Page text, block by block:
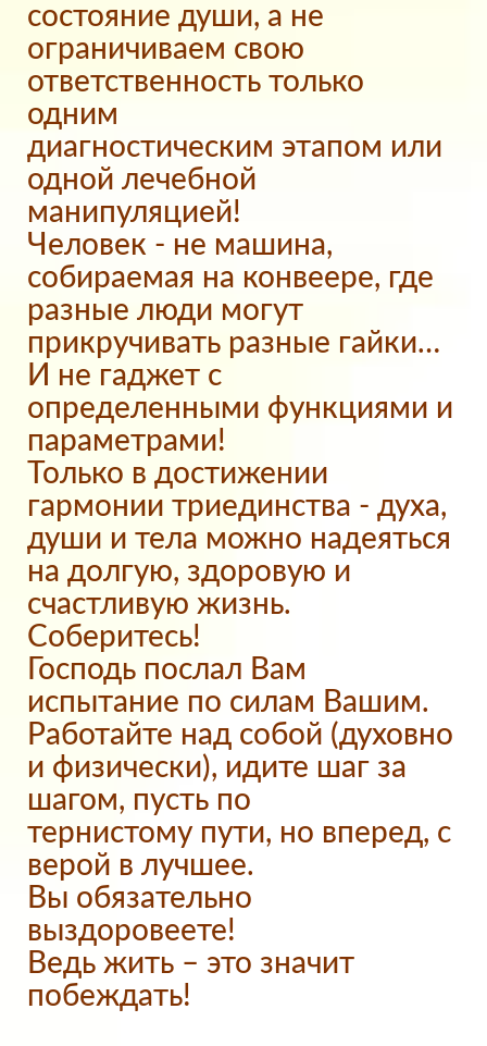
состояние души, а не
ограничиваем свою
ответственность только
одним
диагностическим этапом или
одной лечебной
манипуляцией!
Человек - не машина,
собираемая на конвеере, где
разные люди могут
прикручивать разные гайки…
И не гаджет с
определенными функциями и
параметрами!
Только в достижении
гармонии триединства - духа,
души и тела можно надеяться
на долгую, здоровую и
счастливую жизнь.
Соберитесь!
Господь послал Вам
испытание по силам Вашим.
Работайте над собой (духовно
и физически), идите шаг за
шагом, пусть по
тернистому пути, но вперед, с
верой в лучшее.
Вы обязательно
выздоровеете!
Ведь жить – это значит
побеждать!